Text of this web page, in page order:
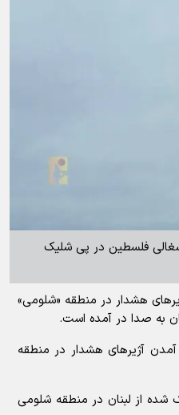
فلسطین در پی شلیک
هشدار در منطقه «شلومی»
به صدا در آمده است.
آژیر‌های هشدار در منطقه
شده از لبنان در منطقه شلومی